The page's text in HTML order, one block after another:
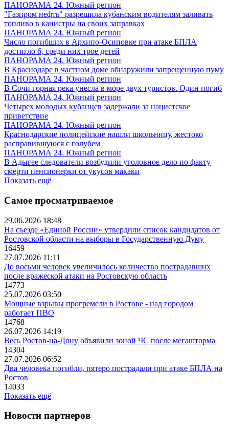
ПАНОРАМА 24. Южный регион
"Газпром нефть" разрешила кубанским водителям заливать
топливо в канистры на своих заправках
ПАНОРАМА 24. Южный регион
Число погибших в Архипо-Осиповке при атаке БПЛА
достигло 6, среди них трое детей
ПАНОРАМА 24. Южный регион
В Краснодаре в частном доме обнаружили запрещенную пуму
ПАНОРАМА 24. Южный регион
В Сочи горная река унесла в море двух туристов. Один погиб
ПАНОРАМА 24. Южный регион
Четырех молодых кубанцев задержали за нацистское
приветствие
ПАНОРАМА 24. Южный регион
Краснодарские полицейские нашли школьницу, жестоко
расправившуюся с голубем
ПАНОРАМА 24. Южный регион
В Адыгее следователи возбудили уголовное дело по факту
смерти пенсионерки от укусов макаки
Показать ещё
Самое просматриваемое
29.06.2026 18:48
На съезде «Единой России» утвердили список кандидатов от
Ростовской области на выборы в Государственную Думу
16459
27.07.2026 11:11
До восьми человек увеличилось количество пострадавших
после вражеской атаки на Ростовскую область
14773
25.07.2026 03:50
Мощные взрывы прогремели в Ростове - над городом
работает ПВО
14768
26.07.2026 14:19
Весь Ростов-на-Дону объявили зоной ЧС после мегашторма
14304
27.07.2026 06:52
Два человека погибли, пятеро пострадали при атаке БПЛА на
Ростов
14033
Показать ещё
Новости партнеров